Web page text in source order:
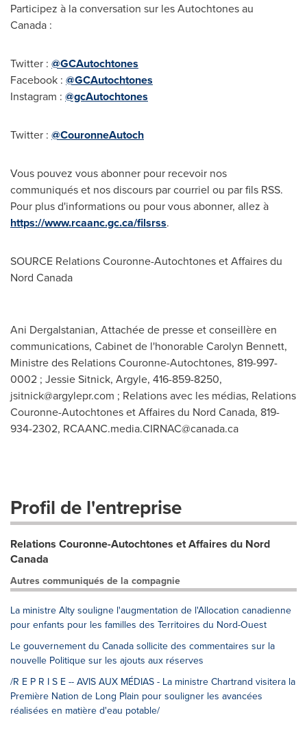
Participez à la conversation sur les Autochtones au
Canada :
Twitter : @GCAutochtones
Facebook : @GCAutochtones
Instagram : @gcAutochtones
Twitter : @CouronneAutoch
Vous pouvez vous abonner pour recevoir nos
communiqués et nos discours par courriel ou par fils RSS.
Pour plus d'informations ou pour vous abonner, allez à
https://www.rcaanc.gc.ca/filsrss.
SOURCE Relations Couronne-Autochtones et Affaires du
Nord Canada
Ani Dergalstanian, Attachée de presse et conseillère en
communications, Cabinet de l'honorable Carolyn Bennett,
Ministre des Relations Couronne-Autochtones, 819-997-
0002 ; Jessie Sitnick, Argyle, 416-859-8250,
jsitnick@argylepr.com ; Relations avec les médias, Relations
Couronne-Autochtones et Affaires du Nord Canada, 819-
934-2302, RCAANC.media.CIRNAC@canada.ca
Profil de l'entreprise
Relations Couronne-Autochtones et Affaires du Nord
Canada
Autres communiqués de la compagnie
La ministre Alty souligne l'augmentation de l'Allocation canadienne
pour enfants pour les familles des Territoires du Nord-Ouest
Le gouvernement du Canada sollicite des commentaires sur la
nouvelle Politique sur les ajouts aux réserves
/R E P R I S E -- AVIS AUX MÉDIAS - La ministre Chartrand visitera la
Première Nation de Long Plain pour souligner les avancées
réalisées en matière d'eau potable/